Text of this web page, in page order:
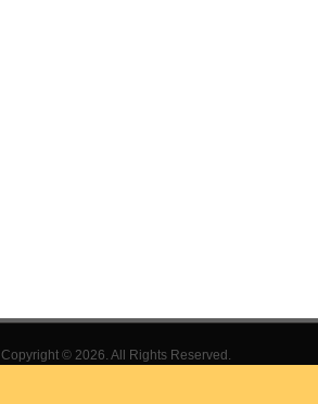
Copyright © 2026. All Rights Reserved.